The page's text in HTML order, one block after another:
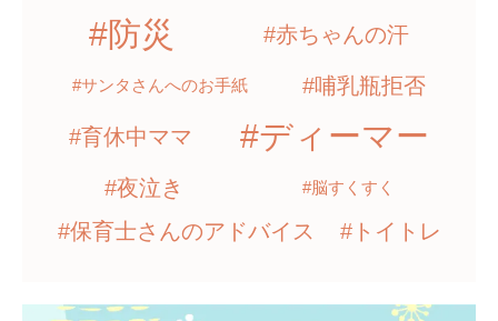
#防災 #赤ちゃんの汗
#サンタさんへのお手紙 #哺乳瓶拒否
#育休中ママ #ディーマー
#夜泣き #脳すくすく
#保育士さんのアドバイス #トイトレ